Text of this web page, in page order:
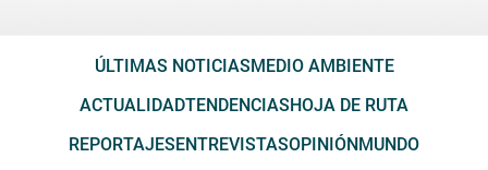
ÚLTIMAS NOTICIAS MEDIO AMBIENTE
ACTUALIDADTENDENCIAS HOJA DE RUTA
REPORTAJES ENTREVISTASOPINIÓN MUNDO